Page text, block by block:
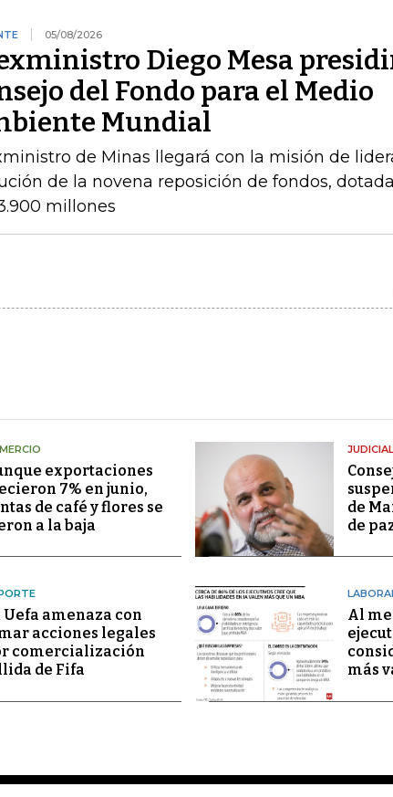
05/08/2026
Diego Mesa
del Fondo para el Medio
Mundial
de Minas llegará con la misión de
de la novena reposición de fondos,
millones
exportaciones
7% en junio,
de café y flores se
a la baja
JUDICIAL
de
de
Uefa amenaza con
acciones legales
comercialización
de Fifa
Al
más